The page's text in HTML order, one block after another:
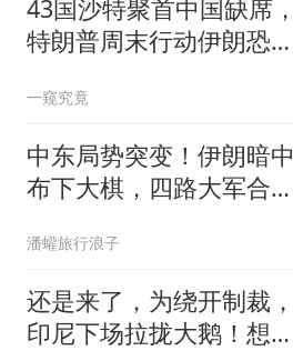
43国沙特聚首中国缺席，
特朗普周末行动伊朗恐遭
一窥究竟
中东局势突变！伊朗暗中
布下大棋，四路大军合
潘蠸旅行浪子
还是来了，为绕开制裁，
印尼下场拉拢大鹅！想让